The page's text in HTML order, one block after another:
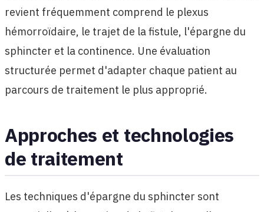
revient fréquemment comprend le plexus
hémorroïdaire, le trajet de la fistule, l'épargne du
sphincter et la continence. Une évaluation
structurée permet d'adapter chaque patient au
parcours de traitement le plus approprié.
Approches et technologies
de traitement
Les techniques d'épargne du sphincter sont